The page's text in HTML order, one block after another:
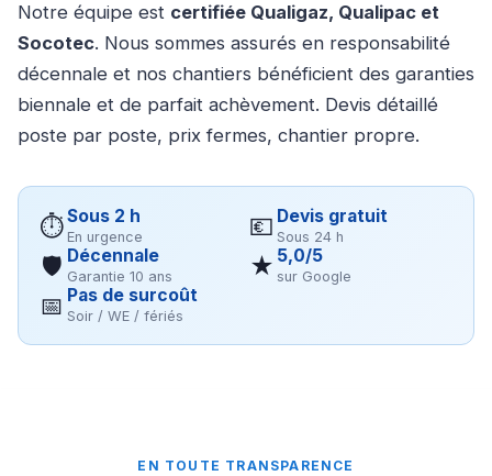
Notre équipe est certifiée Qualigaz, Qualipac et
Socotec. Nous sommes assurés en responsabilité
décennale et nos chantiers bénéficient des garanties
biennale et de parfait achèvement. Devis détaillé
poste par poste, prix fermes, chantier propre.
⏱Sous 2 h
En urgence 💶 Devis gratuit
Sous 24 h
🛡 Décennale
Garantie 10 ans ★ 5,0/5
sur Google
📅 Pas de surcoût
Soir / WE / fériés
EN TOUTE TRANSPARENCE